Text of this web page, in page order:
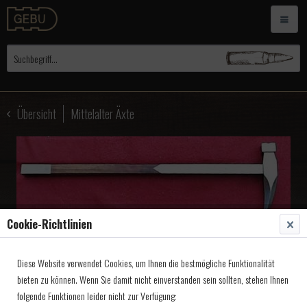
Übersicht Mittelalter Äxte
Mittelalterl.Wurfaxt War
Hammer
Cookie-Richtlinien
Diese Website verwendet Cookies, um Ihnen die bestmögliche Funktionalität
bieten zu können. Wenn Sie damit nicht einverstanden sein sollten, stehen Ihnen
folgende Funktionen leider nicht zur Verfügung: